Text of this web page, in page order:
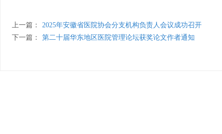
上一篇：
2025年安徽省医院协会分支机构负责人会议成功召开
下一篇：
第二十届华东地区医院管理论坛获奖论文作者通知